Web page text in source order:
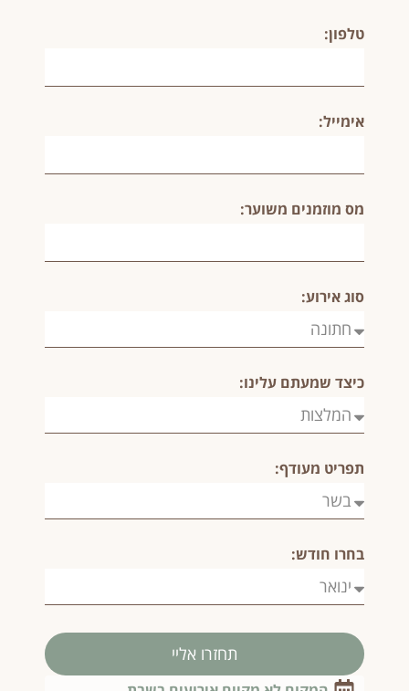
טלפון:
אימייל:
מס מוזמנים משוער:
סוג אירוע:
כיצד שמעתם עלינו:
תפריט מעודף:
בחרו חודש:
תחזרו אליי